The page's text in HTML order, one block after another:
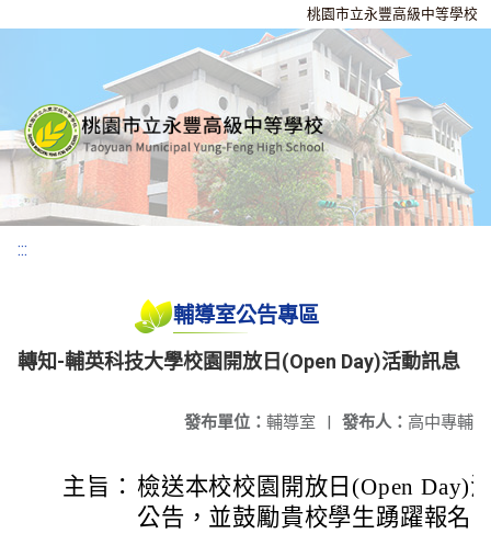
桃園市立永豐高級中等學校
:::
輔導室公告專區
轉知-輔英科技大學校園開放日(Open Day)活動訊息
發布人： 高中專輔
發布單位： 輔導室 |
主旨： 檢送本校校園開放日(Open Day)
公告，並鼓勵貴校學生踴躍報名